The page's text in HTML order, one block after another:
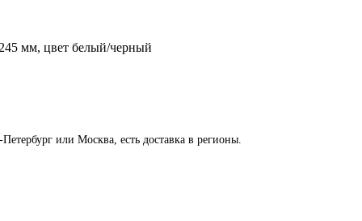
мм, цвет белый/черный
или Москва, есть доставка в регионы.